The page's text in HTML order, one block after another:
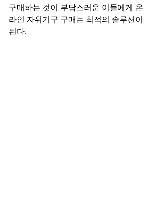
구매하는 것이 부담스러운 이들에게 온
라인 자위기구 구매는 최적의 솔루션이
된다.